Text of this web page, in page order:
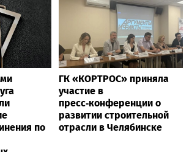
по
ГК «КОРТРОС» приняла
участие в
пресс‑конференции о
развитии строительной
отрасли в Челябинске